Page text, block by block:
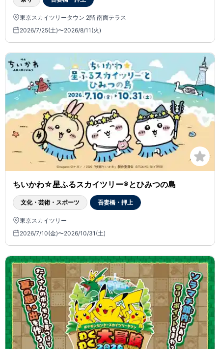
東京スカイツリータウン 2階 南面テラス
2026/7/25(土)〜2026/8/11(火)
ちいかわ☆星ふるスカイツリー®とひみつの島
文化・芸術・スポーツ 吾妻橋・押上
東京スカイツリー
2026/7/10(金)〜2026/10/31(土)